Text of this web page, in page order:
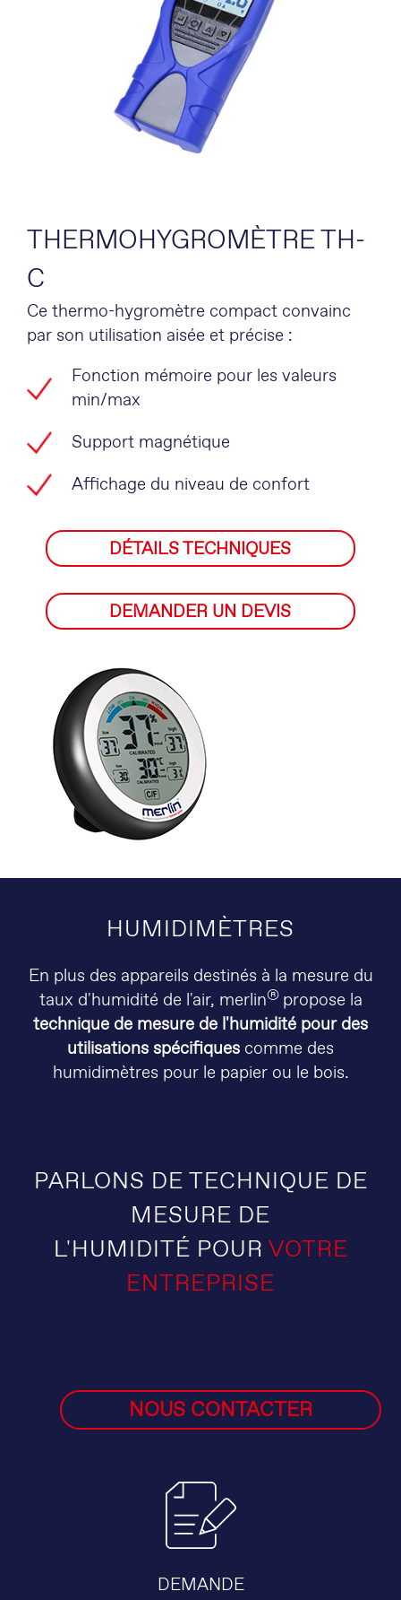
THERMOHYGROMÈTRE TH-
C
Ce thermo-hygromètre compact convainc
par son utilisation aisée et précise :
Fonction mémoire pour les valeurs
min/max
Support magnétique
Affichage du niveau de confort
DÉTAILS TECHNIQUES
DEMANDER UN DEVIS
HUMIDIMÈTRES
En plus des appareils destinés à la mesure du
taux d'humidité de l'air, merlin® propose la
technique de mesure de l'humidité pour des
utilisations spécifiques comme des
humidimètres pour le papier ou le bois.
PARLONS DE TECHNIQUE DE
MESURE DE
L'HUMIDITÉ POUR VOTRE
ENTREPRISE
NOUS CONTACTER
DEMANDE